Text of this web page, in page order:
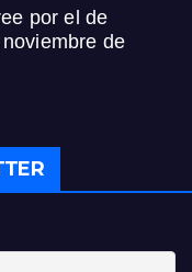
por el de
de